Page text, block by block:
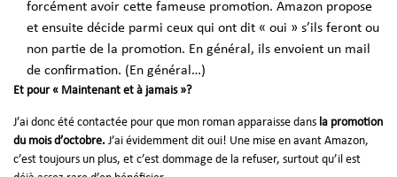
forcément avoir cette fameuse promotion. Amazon propose
et ensuite décide parmi ceux qui ont dit « oui » s’ils feront ou
non partie de la promotion. En général, ils envoient un mail
de confirmation. (En général…)
Et pour « Maintenant et à jamais »?
J’ai donc été contactée pour que mon roman apparaisse dans la promotion
du mois d’octobre. J’ai évidemment dit oui! Une mise en avant Amazon,
c’est toujours un plus, et c’est dommage de la refuser, surtout qu’il est